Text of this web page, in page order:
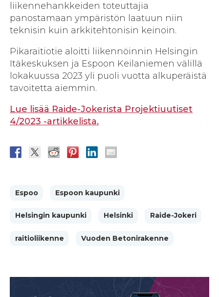
liikenne­hankkeiden toteuttajia
panostamaan ympäristön laatuun niin
teknisin kuin arkkitehtonisin keinoin.
Pikaraitiotie aloitti liikennöinnin Helsingin
Itäkeskuksen ja Espoon Keilaniemen välillä
lokakuussa 2023 yli puoli vuotta alku­peräistä
tavoitetta aiemmin.
Lue lisää Raide-Jokerista Projektiuutiset
4/2023 -artikkelista.
Espoo Espoon kaupunki
Helsingin kaupunki Helsinki Raide-Jokeri
raitioliikenne Vuoden Betonirakenne